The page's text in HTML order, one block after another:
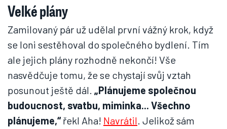
Velké plány
Zamilovaný pár už udělal první vážný krok, když
se loni sestěhoval do společného bydlení. Tím
ale jejich plány rozhodně nekončí! Vše
nasvědčuje tomu, že se chystají svůj vztah
posunout ještě dál. „Plánujeme společnou
budoucnost, svatbu, miminka... Všechno
plánujeme,“řekl Aha! Navrátil. Jelikož sám